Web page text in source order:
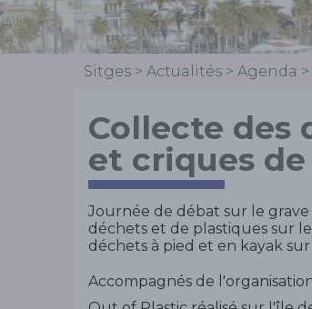
Sitges > Actualités > Agenda >
Collecte des
et criques
Journée de débat sur le
déchets et de plastiques sur
déchets à pied et en kayak
Accompagnés de